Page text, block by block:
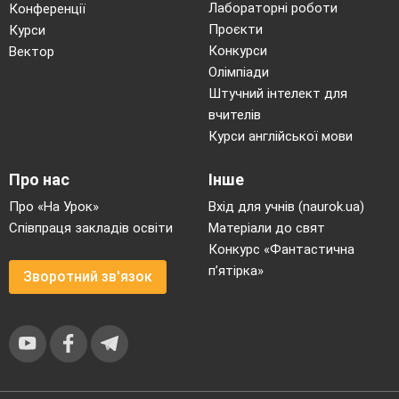
Конференції
Курси
Вектор
Лабораторні роботи
Проєкти
Конкурси
Олімпіади
Штучний інтелект для
вчителів
Курси англійської мови
Про нас
Про «На Урок»
Співпраця закладів освіти
Зворотний зв'язок
Інше
Вхід для учнів (naurok.ua)
Матеріали до свят
Конкурс «Фантастична
п’ятірка»